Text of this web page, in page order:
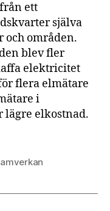
ett
själva
och områden.
blev fler
elektricitet
flera elmätare
i
lägre elkostnad.